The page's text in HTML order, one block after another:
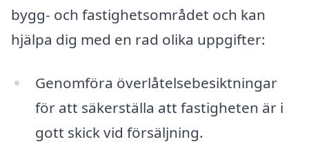
bygg- och fastighetsområdet och kan
hjälpa dig med en rad olika uppgifter:
Genomföra överlåtelsebesiktningar
för att säkerställa att fastigheten är i
gott skick vid försäljning.